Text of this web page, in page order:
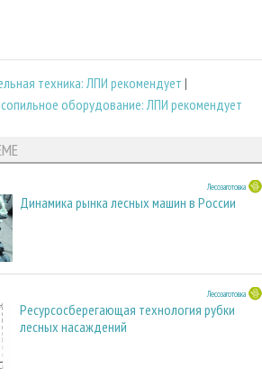
техника: ЛПИ рекомендует |
оборудование: ЛПИ рекомендует
Лесозаготовка
Динамика рынка лесных машин в России
Лесозаготовка
Ресурсосберегающая технология рубки
лесных насаждений